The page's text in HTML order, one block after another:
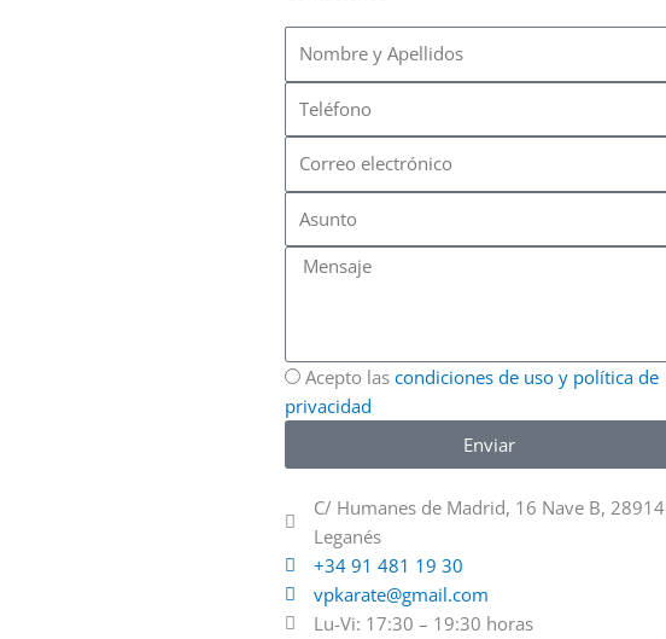
Nombre
Apellidos
Mensaje
Acepto las condiciones de uso y política de
privacidad
Enviar
C/ Humanes de Madrid, 16 Nave B, 28914
Leganés
+34 91 481 19 30
vpkarate@gmail.com
Lu-Vi: 17:30 – 19:30 horas